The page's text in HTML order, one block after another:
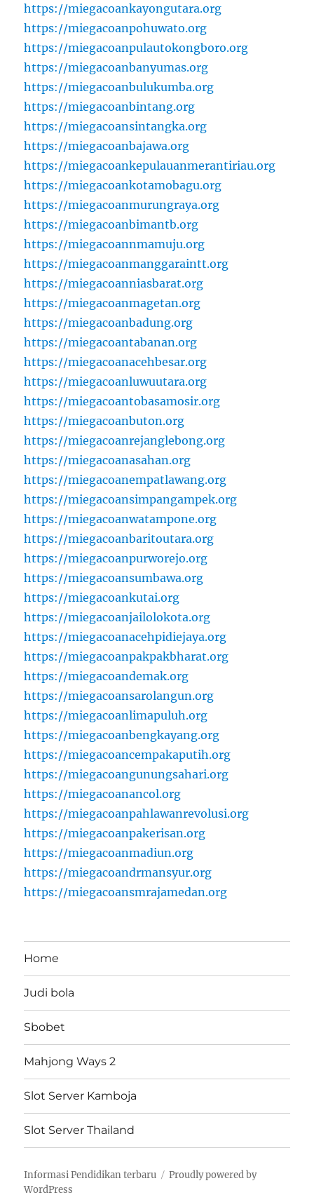
https://miegacoankayongutara.org
https://miegacoanpohuwato.org
https://miegacoanpulautokongboro.org
https://miegacoanbanyumas.org
https://miegacoanbulukumba.org
https://miegacoanbintang.org
https://miegacoansintangka.org
https://miegacoanbajawa.org
https://miegacoankepulauanmerantiriau.org
https://miegacoankotamobagu.org
https://miegacoanmurungraya.org
https://miegacoanbimantb.org
https://miegacoannmamuju.org
https://miegacoanmanggaraintt.org
https://miegacoanniasbarat.org
https://miegacoanmagetan.org
https://miegacoanbadung.org
https://miegacoantabanan.org
https://miegacoanacehbesar.org
https://miegacoanluwuutara.org
https://miegacoantobasamosir.org
https://miegacoanbuton.org
https://miegacoanrejanglebong.org
https://miegacoanasahan.org
https://miegacoanempatlawang.org
https://miegacoansimpangampek.org
https://miegacoanwatampone.org
https://miegacoanbaritoutara.org
https://miegacoanpurworejo.org
https://miegacoansumbawa.org
https://miegacoankutai.org
https://miegacoanjailolokota.org
https://miegacoanacehpidiejaya.org
https://miegacoanpakpakbharat.org
https://miegacoandemak.org
https://miegacoansarolangun.org
https://miegacoanlimapuluh.org
https://miegacoanbengkayang.org
https://miegacoancempakaputih.org
https://miegacoangunungsahari.org
https://miegacoanancol.org
https://miegacoanpahlawanrevolusi.org
https://miegacoanpakerisan.org
https://miegacoanmadiun.org
https://miegacoandrmansyur.org
https://miegacoansmrajamedan.org
Home
Judi bola
Sbobet
Mahjong Ways 2
Slot Server Kamboja
Slot Server Thailand
Informasi Pendidikan terbaru
Proudly powered by
WordPress